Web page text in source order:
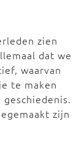
zien
dat we
waarvan
te maken
zijn